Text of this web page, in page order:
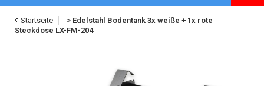
Startseite > Edelstahl Bodentank 3x weiße + 1x rote
Steckdose LX-FM-204